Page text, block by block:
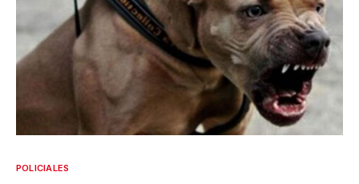
POLICIALES